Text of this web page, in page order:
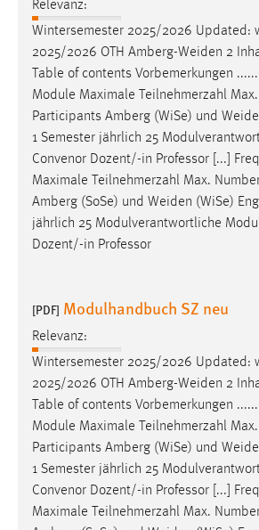
Relevanz:
Wintersemester 2025/2026 Updated:
2025/2026 OTH Amberg-Weiden 2
Table of contents Vorbemerkungen
Module Maximale Teilnehmerzahl
Participants Amberg (WiSe) und
1 Semester jährlich 25
Convenor Dozent/-in Professor [...]
Maximale Teilnehmerzahl Max.
Amberg (SoSe) und Weiden (WiSe)
jährlich 25 Modulverantwortliche
Dozent/-in Professor
[PDF] Modulhandbuch SZ neu
Relevanz:
Wintersemester 2025/2026 Updated:
2025/2026 OTH Amberg-Weiden 2
Table of contents Vorbemerkungen
Module Maximale Teilnehmerzahl
Participants Amberg (WiSe) und
1 Semester jährlich 25
Convenor Dozent/-in Professor [...]
Maximale Teilnehmerzahl Max.
Cookie Laufzeit:
Max. 13 Monate
MARKETING
Marketing Cookies werden von
verwendet, um personalisierte
Sie tun dies, indem sie Besucher
hinweg verfolgen.
_gcl_au
Anbieter:
Google Ireland Limited
Zweck:
Conversion-Tracking
Cookie Laufzeit:
3 Monate
Facebook Pixel